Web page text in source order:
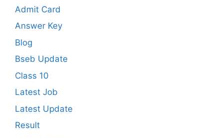
Admit Card
Answer Key
Blog
Bseb Update
Class 10
Latest Job
Latest Update
Result